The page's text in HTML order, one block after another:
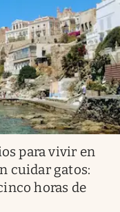
para vivir en
cuidar gatos:
horas de